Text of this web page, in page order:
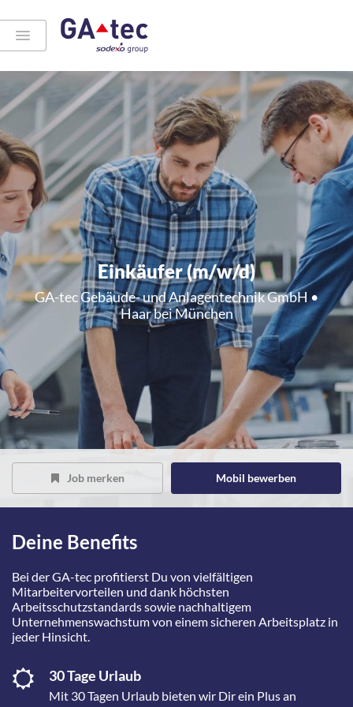
Einkäufer (m/w/d)
GA-tec Gebäude- und Anlagentechnik GmbH •
Haar bei München
Job merken Mobil bewerben
Deine Benefits
Bei der GA-tec profitierst Du von vielfältigen
Mitarbeitervorteilen und dank höchsten
Arbeitsschutzstandards sowie nachhaltigem
Unternehmenswachstum von einem sicheren Arbeitsplatz in
jeder Hinsicht.
30 Tage Urlaub
Mit 30 Tagen Urlaub bieten wir Dir ein Plus an